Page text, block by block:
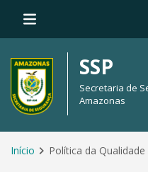
SSP
Secretaria de
Amazonas
Início Política da Qualidade